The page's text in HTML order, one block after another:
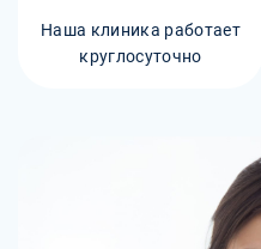
Наша клиника работает
круглосуточно